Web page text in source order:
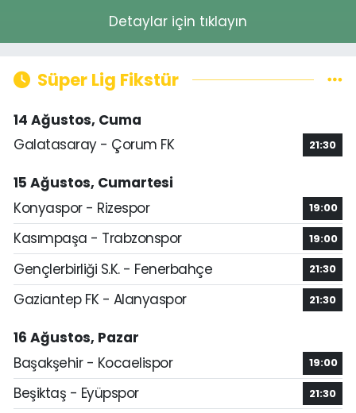
Detaylar için tıklayın
Süper Lig Fikstür
14 Ağustos, Cuma
Galatasaray - Çorum FK
21:30
15 Ağustos, Cumartesi
Konyaspor - Rizespor
19:00
Kasımpaşa - Trabzonspor 19:00
Gençlerbirliği S.K. - Fenerbahçe 21:30
Gaziantep FK - Alanyaspor 21:30
16 Ağustos, Pazar
Başakşehir - Kocaelispor
19:00
Beşiktaş - Eyüpspor 21:30